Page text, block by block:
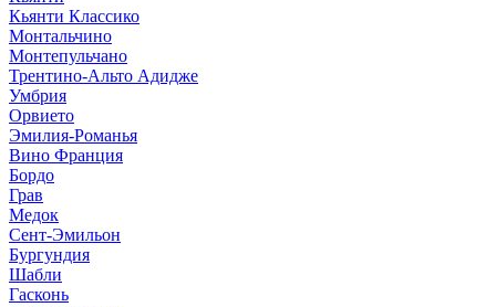
Кьянти Классико
Монтальчино
Монтепульчано
Трентино-Альто Адидже
Умбрия
Орвието
Эмилия-Романья
Вино Франция
Бордо
Грав
Медок
Сент-Эмильон
Бургундия
Шабли
Гасконь